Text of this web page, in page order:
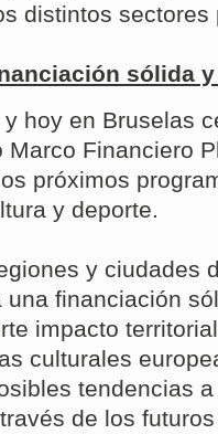
distintos sectores
sólida
hoy en Bruselas
Financiero
próximos
y deporte.
y ciudades
una financiación
impacto
culturales
tendencias
de los